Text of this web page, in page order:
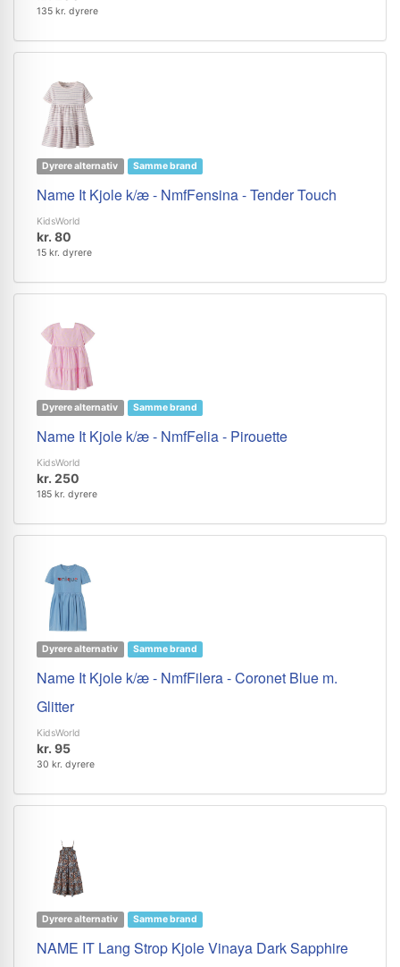
135 kr. dyrere
Dyrere alternativ Samme brand
Name It Kjole k/æ - NmfFensina - Tender Touch
KidsWorld
kr. 80
15 kr. dyrere
Dyrere alternativ Samme brand
Name It Kjole k/æ - NmfFelia - Pirouette
KidsWorld
kr. 250
185 kr. dyrere
Dyrere alternativ Samme brand
Name It Kjole k/æ - NmfFilera - Coronet Blue m.
Glitter
KidsWorld
kr. 95
30 kr. dyrere
Dyrere alternativ Samme brand
NAME IT Lang Strop Kjole Vinaya Dark Sapphire